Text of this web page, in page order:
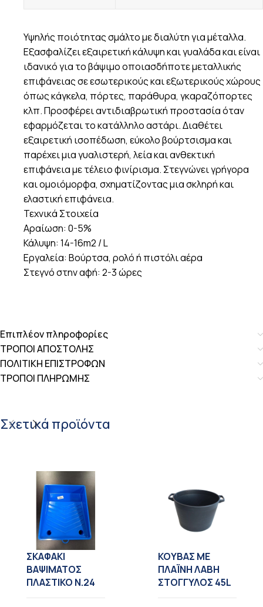
Υψηλής ποιότητας σμάλτο με διαλύτη για μέταλλα.
Εξασφαλίζει εξαιρετική κάλυψη και γυαλάδα και είναι
ιδανικό για το βάψιμο οποιασδήποτε μεταλλικής
επιφάνειας σε εσωτερικούς και εξωτερικούς χώρους
όπως κάγκελα, πόρτες, παράθυρα, γκαραζόπορτες
κλπ. Προσφέρει αντιδιαβρωτική προστασία όταν
εφαρμόζεται το κατάλληλο αστάρι. Διαθέτει
εξαιρετική ισοπέδωση, εύκολο βούρτσισμα και
παρέχει μια γυαλιστερή, λεία και ανθεκτική
επιφάνεια με τέλειο φινίρισμα. Στεγνώνει γρήγορα
και ομοιόμορφα, σχηματίζοντας μια σκληρή και
ελαστική επιφάνεια.
Τεχνικά Στοιχεία
Αραίωση: 0-5%
Κάλυψη: 14-16m2 / L
Εργαλεία: Βούρτσα, ρολό ή πιστόλι αέρα
Στεγνό στην αφή: 2-3 ώρες
Επιπλέον πληροφορίες
ΤΡΟΠΟΙ ΑΠΟΣΤΟΛΗΣ
ΠΟΛΙΤΙΚΗ ΕΠΙΣΤΡΟΦΩΝ
ΤΡΟΠΟΙ ΠΛΗΡΩΜΗΣ
Σχετικά προϊόντα
ΣΚΑΦΑΚΙ
ΒΑΨΙΜΑΤΟΣ
ΠΛΑΣΤΙΚΟ Ν.24
KOYBAΣ ΜΕ
ΠΛΑΪΝΗ ΛΑΒΗ
ΣΤΟΓΓΥΛΟΣ 45L